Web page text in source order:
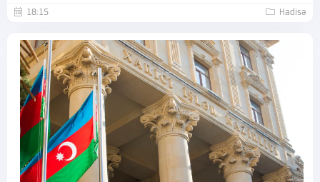
18:15 Hadisə